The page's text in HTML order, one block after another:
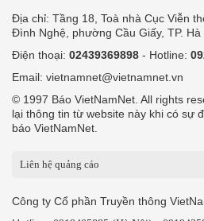
Địa chỉ: Tầng 18, Toà nhà Cục Viễn
Đình Nghệ, phường Cầu Giấy, TP. Hà
Điện thoại: 02439369898 - Hotline:
Email: vietnamnet@vietnamnet.vn
© 1997 Báo VietNamNet. All rights
lại thông tin từ website này khi có sự
báo VietNamNet.
Liên hệ quảng cáo
Công ty Cổ phần Truyền thông